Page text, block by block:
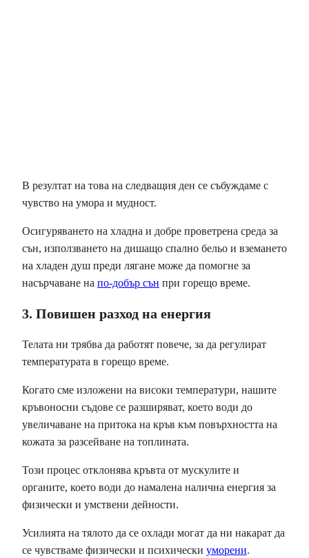
В резултат на това на следващия ден се събуждаме с
чувство на умора и мудност.
Осигуряването на хладна и добре проветрена среда за
сън, използването на дишащо спално бельо и вземането
на хладен душ преди лягане може да помогне за
насърчаване на по-добър сън при горещо време.
3. Повишен разход на енергия
Телата ни трябва да работят повече, за да регулират
температурата в горещо време.
Когато сме изложени на високи температури, нашите
кръвоносни съдове се разширяват, което води до
увеличаване на притока на кръв към повърхността на
кожата за разсейване на топлината.
Този процес отклонява кръвта от мускулите и
органите, което води до намалена налична енергия за
физически и умствени дейности.
Усилията на тялото да се охлади могат да ни накарат да
се чувстваме физически и психически уморени.